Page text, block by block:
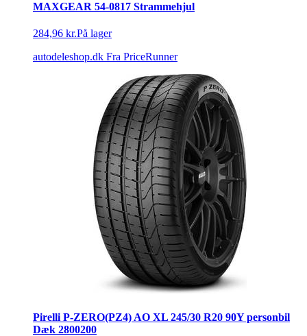
MAXGEAR 54-0817 Strammehjul
284,96 kr.På lager
autodeleshop.dk Fra PriceRunner
Pirelli P-ZERO(PZ4) AO XL 245/30 R20 90Y personbil
Dæk 2800200